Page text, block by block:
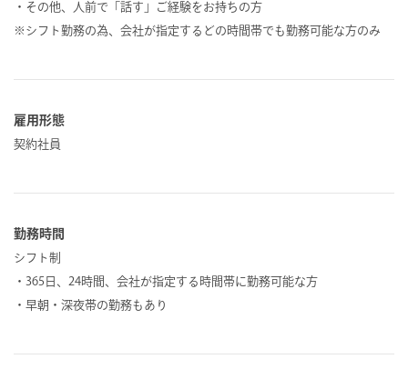
・その他、人前で「話す」ご経験をお持ちの方
※シフト勤務の為、会社が指定するどの時間帯でも勤務可能な方のみ
雇用形態
契約社員
勤務時間
シフト制
・365日、24時間、会社が指定する時間帯に勤務可能な方
・早朝・深夜帯の勤務もあり